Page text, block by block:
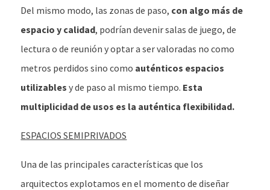
Del mismo modo, las zonas de paso, con algo más de
espacio y calidad, podrían devenir salas de juego, de
lectura o de reunión y optar a ser valoradas no como
metros perdidos sino como auténticos espacios
utilizables y de paso al mismo tiempo. Esta
multiplicidad de usos es la auténtica flexibilidad.
ESPACIOS SEMIPRIVADOS
Una de las principales características que los
arquitectos explotamos en el momento de diseñar